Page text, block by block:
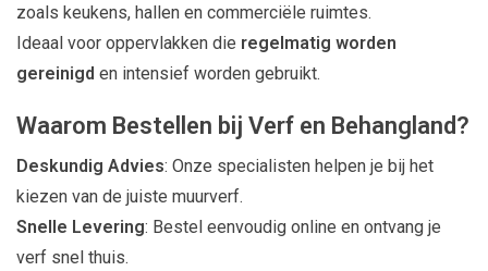
zoals keukens, hallen en commerciële ruimtes.
Ideaal voor oppervlakken die regelmatig worden
gereinigd en intensief worden gebruikt.
Waarom Bestellen bij Verf en Behangland?
Deskundig Advies: Onze specialisten helpen je bij het
kiezen van de juiste muurverf.
Snelle Levering: Bestel eenvoudig online en ontvang je
verf snel thuis.